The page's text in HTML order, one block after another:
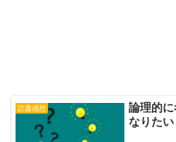
読書感想
論理的
なりた